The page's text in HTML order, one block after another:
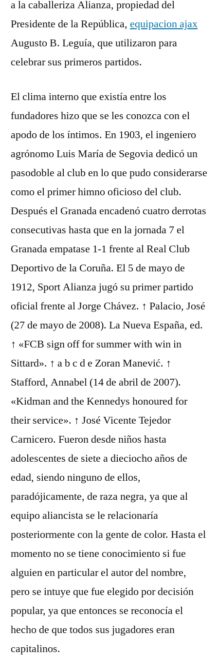
a la caballeriza Alianza, propiedad del
Presidente de la República, equipacion ajax
Augusto B. Leguía, que utilizaron para
celebrar sus primeros partidos.
El clima interno que existía entre los
fundadores hizo que se les conozca con el
apodo de los íntimos. En 1903, el ingeniero
agrónomo Luis María de Segovia dedicó un
pasodoble al club en lo que pudo considerarse
como el primer himno oficioso del club.
Después el Granada encadenó cuatro derrotas
consecutivas hasta que en la jornada 7 el
Granada empatase 1-1 frente al Real Club
Deportivo de la Coruña. El 5 de mayo de
1912, Sport Alianza jugó su primer partido
oficial frente al Jorge Chávez. ↑ Palacio, José
(27 de mayo de 2008). La Nueva España, ed.
↑ «FCB sign off for summer with win in
Sittard». ↑ a b c d e Zoran Manević. ↑
Stafford, Annabel (14 de abril de 2007).
«Kidman and the Kennedys honoured for
their service». ↑ José Vicente Tejedor
Carnicero. Fueron desde niños hasta
adolescentes de siete a dieciocho años de
edad, siendo ninguno de ellos,
paradójicamente, de raza negra, ya que al
equipo aliancista se le relacionaría
posteriormente con la gente de color. Hasta el
momento no se tiene conocimiento si fue
alguien en particular el autor del nombre,
pero se intuye que fue elegido por decisión
popular, ya que entonces se reconocía el
hecho de que todos sus jugadores eran
capitalinos.